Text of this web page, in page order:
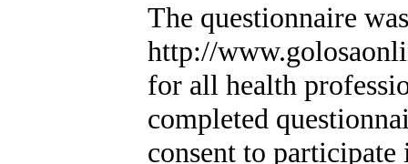
The questionnaire
http://
for all health
completed
consent to participate